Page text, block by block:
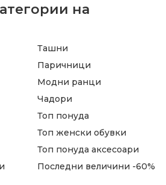
на
Ташни
Паричници
Модни ранци
Чадори
Топ понуда
Топ женски обувки
Топ понуда аксесоари
Последни величини -60%